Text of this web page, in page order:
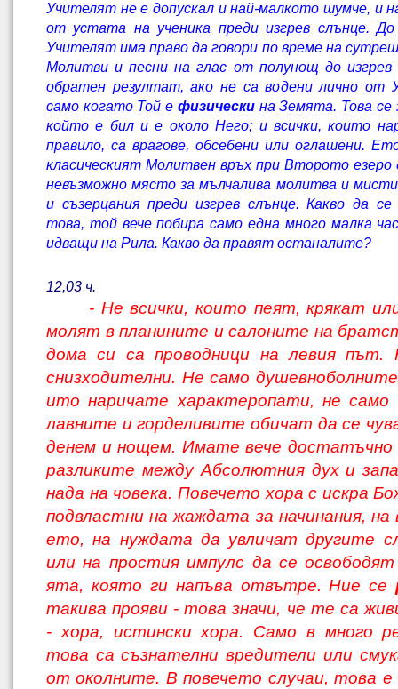
Учителят не е допускал и най-малкото шумче, и
от устата на ученика преди изгрев слънце. До
Учителят има право да говори по време на
Молитви и песни на глас от полунощ до изгрев
обратен резултат, ако не са водени лично от
само когато Той е физическина Земята. Това се
който е бил и е около Него; и всички, които
правило, са врагове, обсебени или оглашени.
класическият Молитвен връх при Второто езеро
невъзможно място за мълчалива молитва и
и съзерцания преди изгрев слънце. Какво да се
това, той вече побира само една много малка
идващи на Рила. Какво да пра­вят останалите?
12,03 ч.
- Не всички, които пеят, крякат
молят в планините и салоните на
дома си са проводници на левия път.
снизходителни. Не само
ито наричате характеропати, не
лавните и горделивите обичат да се
денем и нощем. Имате вече достатъчно
разликите между Абсолютния дух и
нада на човека. Повечето хора с искра
подвластни на жаждата за начинания, на
ето, на нуждата да увличат другите
или на простия импулс да се
ята, която ги напъва отвътре. Ние се
такива прояви - това значи, че те са
- хора, истински хора. Само в много
това са съзнателни вредители или
от околните. В повечето случаи, това е